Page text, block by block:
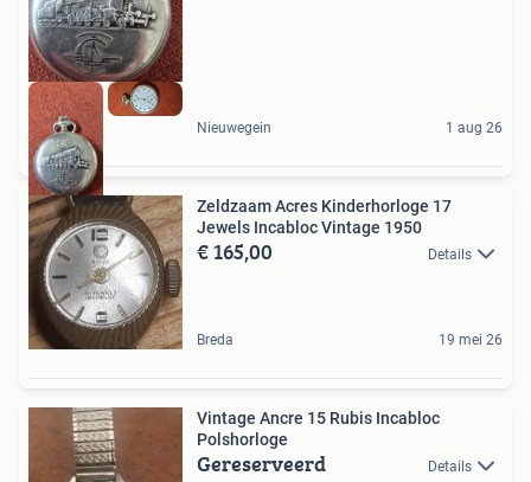
Nieuwegein 1 aug 26
Zeldzaam Acres Kinderhorloge 17
Jewels Incabloc Vintage 1950
€ 165,00 Details
Breda 19 mei 26
Vintage Ancre 15 Rubis Incabloc
Polshorloge
Gereserveerd Details